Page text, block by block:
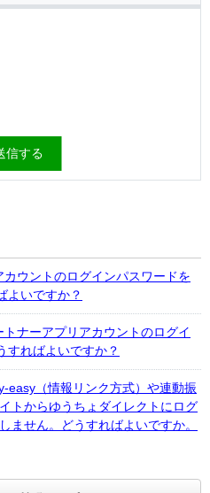
信する
ウントのログインパスワードを
よいですか？
ナーアプリアカウントのログイ
すればよいですか？
easy（情報リンク方式）や連動振
トからゆうちょダイレクトにログ
ません。どうすればよいですか。